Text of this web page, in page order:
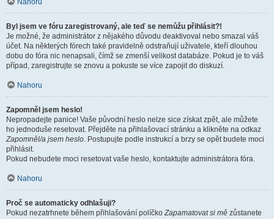
Nahoru
Byl jsem ve fóru zaregistrovaný, ale teď se nemůžu přihlásit?!
Je možné, že administrátor z nějakého důvodu deaktivoval nebo smazal váš
účet. Na některých fórech také pravidelně odstraňují uživatele, kteří dlouhou
dobu do fóra nic nenapsali, čímž se zmenší velikost databáze. Pokud je to váš
případ, zaregistrujte se znovu a pokuste se více zapojit do diskuzí.
Nahoru
Zapomněl jsem heslo!
Nepropadejte panice! Vaše původní heslo nelze sice získat zpět, ale můžete
ho jednoduše resetovat. Přejděte na přihlašovací stránku a klikněte na odkaz
Zapomněl/a jsem heslo. Postupujte podle instrukcí a brzy se opět budete moci
přihlásit.
Pokud nebudete moci resetovat vaše heslo, kontaktujte administrátora fóra.
Nahoru
Proč se automaticky odhlašuji?
Pokud nezatrhnete během přihlašování políčkoZapamatovat si mě zůstanete